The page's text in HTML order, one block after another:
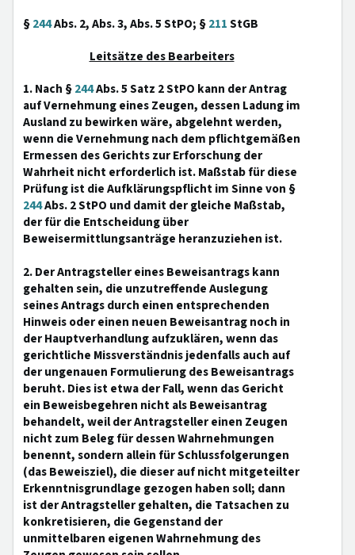
§244Abs. 2, Abs. 3, Abs. 5 StPO; §211StGB
Leitsätze des Bearbeiters
1. Nach §244Abs. 5 Satz 2 StPO kann der Antrag
auf Vernehmung eines Zeugen, dessen Ladung im
Ausland zu bewirken wäre, abgelehnt werden,
wenn die Vernehmung nach dem pflichtgemäßen
Ermessen des Gerichts zur Erforschung der
Wahrheit nicht erforderlich ist. Maßstab für diese
Prüfung ist die Aufklärungspflicht im Sinne von §
244Abs. 2 StPO und damit der gleiche Maßstab,
der für die Entscheidung über
Beweisermittlungsanträge heranzuziehen ist.
2. Der Antragsteller eines Beweisantrags kann
gehalten sein, die unzutreffende Auslegung
seines Antrags durch einen entsprechenden
Hinweis oder einen neuen Beweisantrag noch in
der Hauptverhandlung aufzuklären, wenn das
gerichtliche Missverständnis jedenfalls auch auf
der ungenauen Formulierung des Beweisantrags
beruht. Dies ist etwa der Fall, wenn das Gericht
ein Beweisbegehren nicht als Beweisantrag
behandelt, weil der Antragsteller einen Zeugen
nicht zum Beleg für dessen Wahrnehmungen
benennt, sondern allein für Schlussfolgerungen
(das Beweisziel), die dieser auf nicht mitgeteilter
Erkenntnisgrundlage gezogen haben soll; dann
ist der Antragsteller gehalten, die Tatsachen zu
konkretisieren, die Gegenstand der
unmittelbaren eigenen Wahrnehmung des